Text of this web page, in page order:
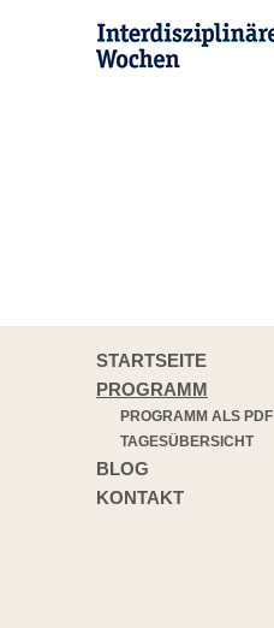
STARTSEITE
PROGRAMM
PROGRAMM ALS PDF
TAGESÜBERSICHT
BLOG
KONTAKT